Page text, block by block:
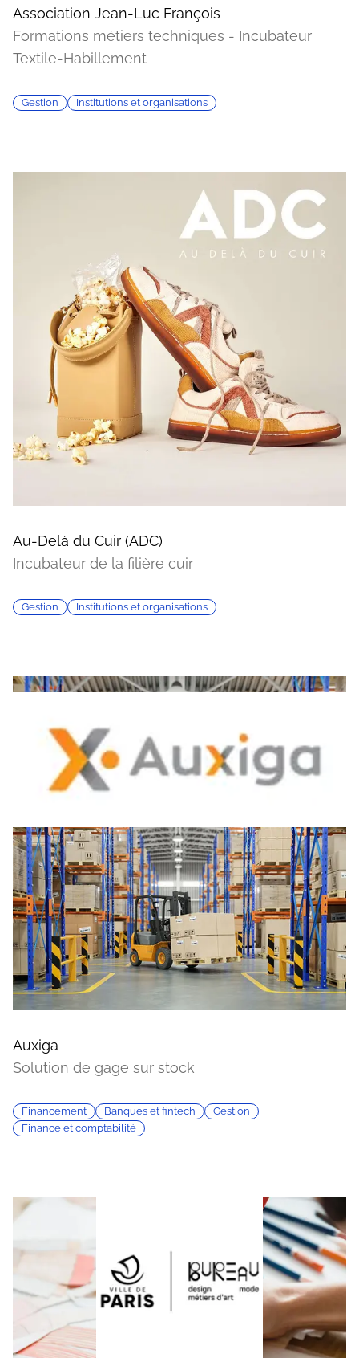
Association Jean-Luc François
Formations métiers techniques - Incubateur
Textile-Habillement
Gestion Institutions et organisations
Au-Delà du Cuir (ADC)
Incubateur de la filière cuir
Gestion Institutions et organisations
Auxiga
Solution de gage sur stock
Financement Banques et fintech
Gestion
Finance et comptabilité